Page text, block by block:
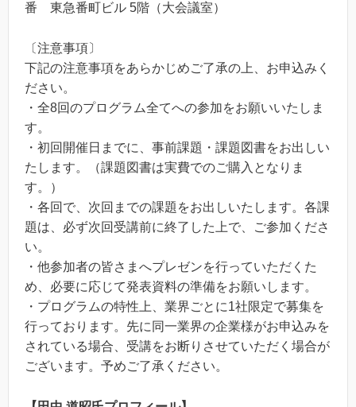
番 東急番町ビル 5階（大会議室）
〔注意事項〕
下記の注意事項をあらかじめご了承の上、お申込みく
ださい。
・全8回のプログラム全てへの参加をお願いいたしま
す。
・初回開催日までに、事前課題・課題図書をお出しい
たします。（課題図書は実費でのご購入となりま
す。）
・各回で、次回までの課題をお出しいたします。各課
題は、必ず次回受講前に終了した上で、ご参加くださ
い。
・他参加者の皆さまへプレゼンを行っていただくた
め、必要に応じて発表資料の準備をお願いします。
・プログラムの特性上、業界ごとに1社限定で募集を
行っております。先に同一業界の企業様がお申込みを
されている場合、受講をお断りさせていただく場合が
ございます。予めご了承ください。